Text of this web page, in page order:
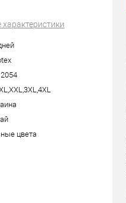
характеристики
цвета